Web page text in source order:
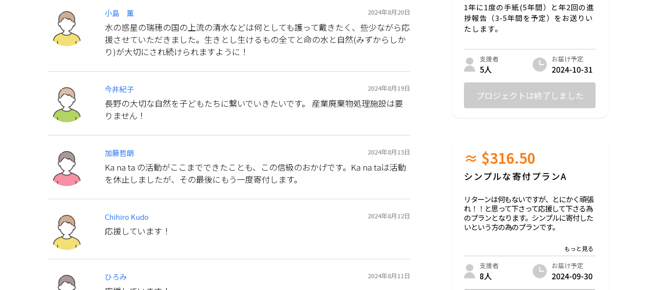
小島 薫 2024年8月20日
水の惑星の瑞穂の国の上流の清水などは何としても護って戴きたく、些少ながら応
援させていただきました。生きとし生けるもの全てと命の水と自然(みずからしか
り)が大切にされ続けられますように！
今井紀子 2024年8月19日
長野の大切な自然を子どもたちに繋いでいきたいです。 産業廃棄物処理施設は要
りません！
加藤哲朗 2024年8月13日
Ka na ta の活動がここまでできたことも、この信級のおかげです。Ka na taは活動
を休止しましたが、その最後にもう一度寄付します。
Chihiro Kudo 2024年8月12日
応援しています！
ひろみ 2024年8月11日
1年に1度の手紙(5年間）と年2回の進
捗報告（3-5年間を予定）をお送りい
たします。
支援者
5人
お届け予定
2024-10-31
プロジェクトは終了しました
≈ $316.50
シンプルな寄付プランA
リターンは何もないですが、とにかく頑張
れ！！と思って下さって応援して下さる為
のプランとなります。シンプルに寄付した
いという方の為のプランです。
もちろん、感謝のメッセージはお送りたい
と思いますし、希望される方にはお手紙に
て進捗とお礼の言葉をお送りいたします。
支援者
8人
お届け予定
2024-09-30